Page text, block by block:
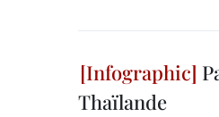
Thaïlande